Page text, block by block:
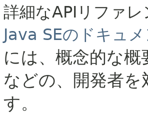
詳細なAPIリファ
Java SEのドキュメ
には、概念的な
などの、開発者
す。